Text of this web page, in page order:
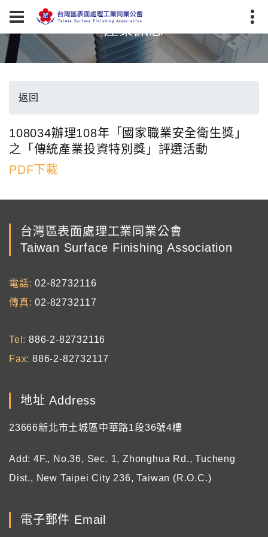
產業訊息
返回
108034辦理108年「國家職業安全衛生獎」
之「傳統產業投資特別獎」評選活動
PDF下載
台灣區表面處理工業同業公會
Taiwan Surface Finishing Association
電話
02-82732116
傳真
02-82732117
Tel
886-2-82732116
Fax 886-2-82732117
地址 Address
23666新北市土城區中華路1段36號4樓
Add: 4F., No.36, Sec. 1, Zhonghua Rd., Tucheng
Dist., New Taipei City 236, Taiwan (R.O.C.)
電子郵件 Email